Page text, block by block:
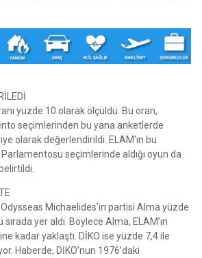
yüzde 10 olarak ölçüldü. Bu oran,
seçimlerinden bu yana anketlerde
olarak değerlendirildi. ELAM’ın bu
seçimlerinde aldığı oyun da
Odysseas Michaelides’in partisi Alma yüzde
yer aldı. Böylece Alma, ELAM’ın
kadar yaklaştı. DİKO ise yüzde 7,4 ile
Haberde, DİKO’nun 1976’daki